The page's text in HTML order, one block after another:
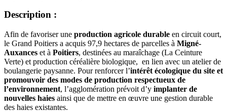
Description :
Afin de favoriser une production agricole durable en circuit court,
le Grand Poitiers a acquis 97,9 hectares de parcelles à Migné-
Auxances et à Poitiers, destinées au maraîchage (La Ceinture
Verte) et production céréalière biologique, en lien avec un atelier de
boulangerie paysanne. Pour renforcer l’intérêt écologique du site et
promouvoir des modes de production respectueux de
l’environnement, l’agglomération prévoit d’y implanter de
nouvelles haies ainsi que de mettre en œuvre une gestion durable
des haies existantes.